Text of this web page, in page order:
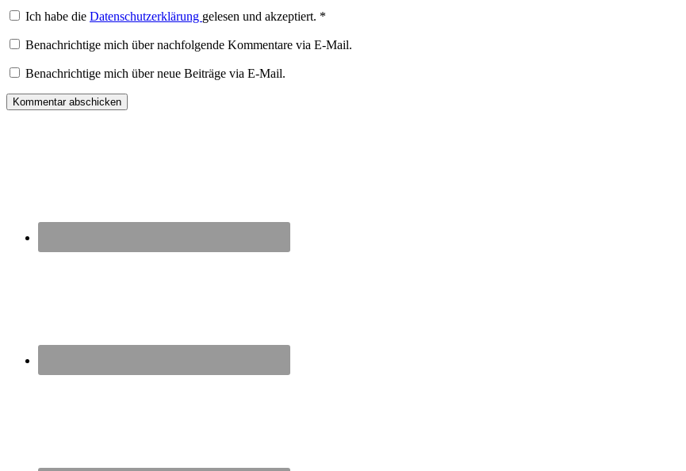
Ich habe die Datenschutzerklärung gelesen und akzeptiert. *
Benachrichtige mich über nachfolgende Kommentare via E-Mail.
Benachrichtige mich über neue Beiträge via E-Mail.